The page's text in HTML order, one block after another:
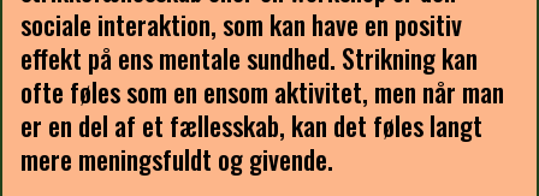
sociale interaktion, som kan have en positiv
effekt på ens mentale sundhed. Strikning kan
ofte føles som en ensom aktivitet, men når man
er en del af et fællesskab, kan det føles langt
mere meningsfuldt og givende.